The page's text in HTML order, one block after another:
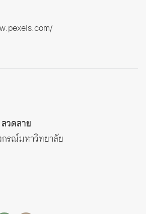
วดลาย
รณ์มหาวิทยาลัย